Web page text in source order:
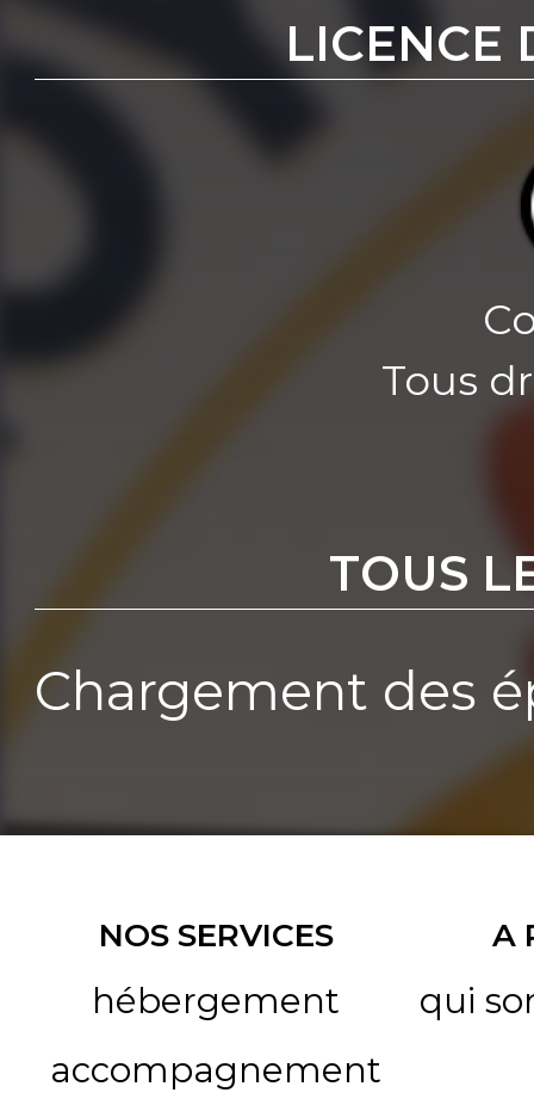
LICENCE
Tous
TOUS
Chargement des
NOS SERVICES
hébergement
accompagnement
A
qui